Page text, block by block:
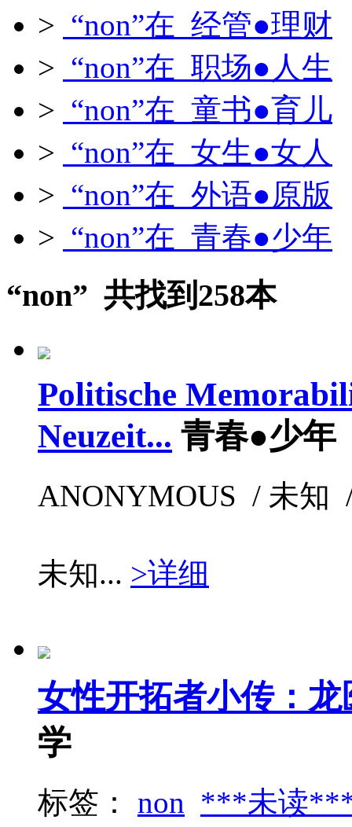
> “non”在 经管●理财
> “non”在 职场●人生
> “non”在 童书●育儿
> “non”在 女生●女人
> “non”在 外语●原版
> “non”在 青春●少年
“non” 共找到258本
Politische
Neuzeit... 青春●少年
ANONYMOUS / 未知
未知... >详细
女性开拓者小传：
学
标签： non ***未读